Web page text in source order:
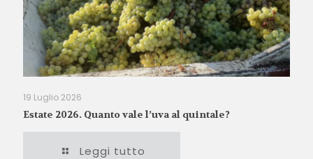
19 Luglio 2026
Estate 2026. Quanto vale l’uva al quintale?
Leggi tutto